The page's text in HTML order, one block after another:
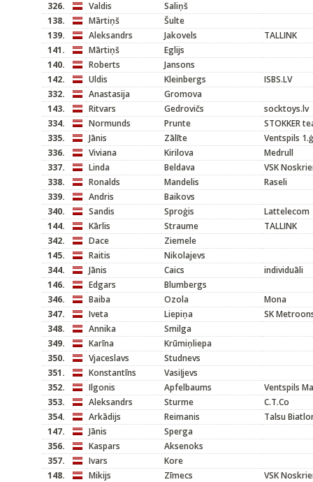
326. Valdis
Saliņš
138.
Mārtiņš
Šulte
139.
Aleksandrs Jakovels
TALLINK
141.
Mārtiņš
Eglijs
140.
Roberts
Jansons
142.
Uldis Kleinbergs
ISBS.LV
332.
Anastasija
Gromova
143.
Ritvars Gedrovičs
socktoys.lv
334.
Normunds Prunte
STOKKER
335.
Jānis Zālīte
Ventspils
336.
Viviana Kirilova
Medrull
337.
Linda Beldava
VSK
338.
Ronalds Mandelis
Raseli
339.
Andris
Baikovs
340.
Sandis Sproģis
Lattelecom
144.
Kārlis Straume
TALLINK
342.
Dace
Ziemele
145.
Raitis
Nikolajevs
344.
Jānis Caics
individuāli
146.
Edgars
Blumbergs
346.
Baiba Ozola
Mona
347.
Iveta Liepiņa
SK
348.
Annika
Smilga
349.
Karīna
Krūmiņliepa
350.
Vjaceslavs
Studnevs
351.
Konstantīns
Vasiļjevs
352.
Ilgonis Apfelbaums
Ventspils
353.
Aleksandrs Sturme
C.T.Co
354.
Arkādijs Reimanis
Talsu
147.
Jānis
Sperga
356.
Kaspars
Aksenoks
357.
Ivars
Kore
148.
Mikijs Zīmecs
VSK